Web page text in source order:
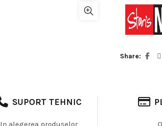
Share
SUPORT TEHNIC
In alegerea produselor